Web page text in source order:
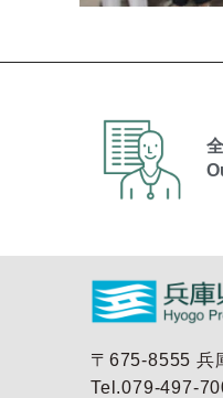
〒675-8555 兵
Tel.079-497-